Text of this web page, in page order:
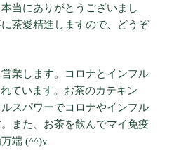
当にありがとうございまし
茶愛精進しますので、どうぞ
業します。コロナとインフル
ています。お茶のカテキン
スパワーでコロナやインフル
また、お茶を飲んでマイ免疫
端 (^^)v